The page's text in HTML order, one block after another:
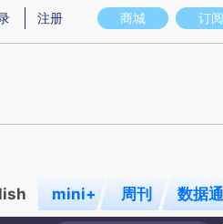
意图存在偏差。不代表财新观点和立场。
商城 订阅
注册
mini+ 周刊 数据通